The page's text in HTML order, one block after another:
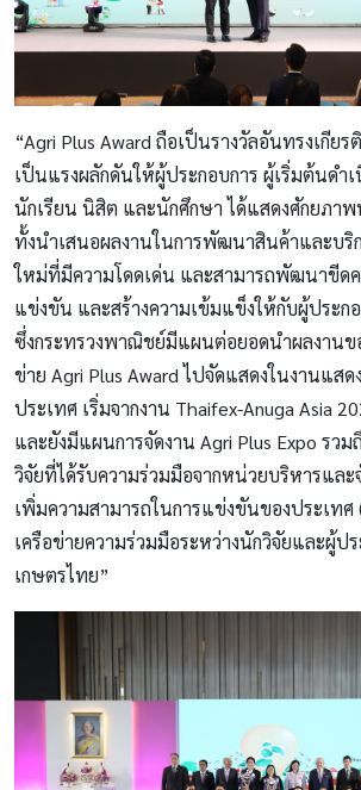
“Agri Plus Award ถือเป็นรางวัลอันทรงเกีย
เป็นแรงผลักดันให้ผู้ประกอบการ ผู้เริ่มต้นดำ
นักเรียน นิสิต และนักศึกษา ได้แสดงศักยภา
ทั้งนำเสนอผลงานในการพัฒนาสินค้าและบริ
ใหม่ที่มีความโดดเด่น และสามารถพัฒนาขีดค
แข่งขัน และสร้างความเข้มแข็งให้กับผู้ประก
ซึ่งกระทรวงพาณิชย์มีแผนต่อยอดนำผลงานข
ข่าย Agri Plus Award ไปจัดแสดงในงานแส
ประเทศ เริ่มจากงาน Thaifex-Anuga Asia
และยังมีแผนการจัดงาน Agri Plus Expo รวม
วิจัยที่ได้รับความร่วมมือจากหน่วยบริหารและ
เพิ่มความสามารถในการแข่งขันของประเทศ
เครือข่ายความร่วมมือระหว่างนักวิจัยและผู้ป
เกษตรไทย”